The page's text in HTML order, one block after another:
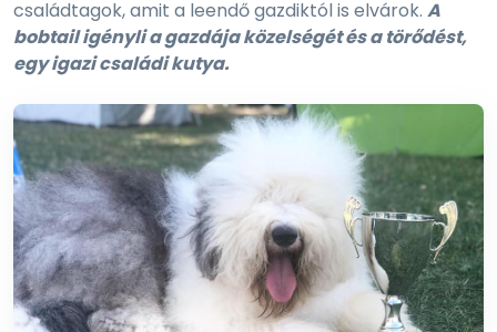
családtagok, amit a leendő gazdiktól is elvárok. A
bobtail igényli a gazdája közelségét és a törődést,
egy igazi családi kutya.